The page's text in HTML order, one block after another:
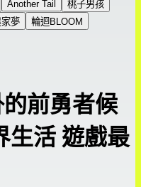
Another Tail
桃子男孩
夢
輪迴BLOOM
前勇者候
生活 遊戲最